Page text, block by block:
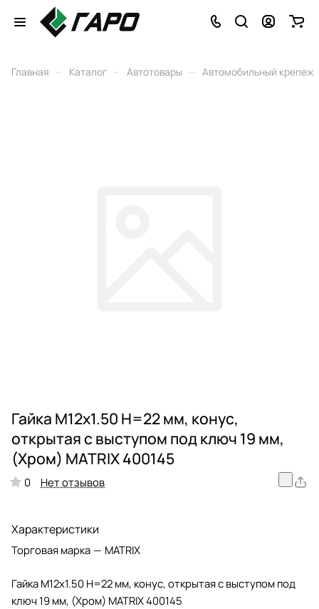
Главная – Каталог – Автотовары – Автомобильный крепеж
Гайка М12х1.50 Н=22 мм, конус,
открытая с выступом под ключ 19 мм,
(Хром) MATRIX 400145
0 Нет отзывов
Характеристики
Торговая марка — MATRIX
Гайка М12х1.50 Н=22 мм, конус, открытая с выступом под
ключ 19 мм, (Хром) MATRIX 400145